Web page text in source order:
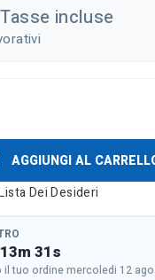
Tasse incluse
AGGIUNGI AL
Dei Desideri
31s
il tuo ordine mercoledi 12